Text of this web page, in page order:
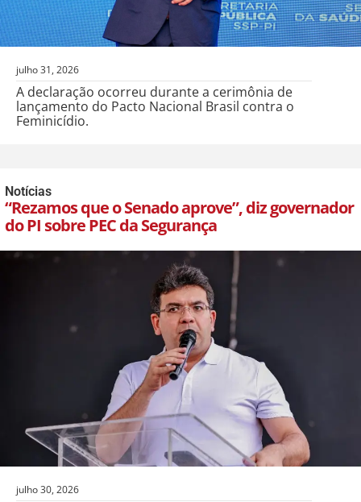
julho 31, 2026
A declaração ocorreu durante a cerimônia de
lançamento do Pacto Nacional Brasil contra o
Feminicídio.
Notícias
“Rezamos que o Senado aprove”, diz governador
do PI sobre PEC da Segurança
julho 30, 2026